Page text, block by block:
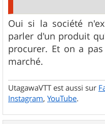
Oui si la société
parler d'un produit
procurer. Et on a
marché.
UtagawaVTT est aussi sur
Instagram, YouTube.